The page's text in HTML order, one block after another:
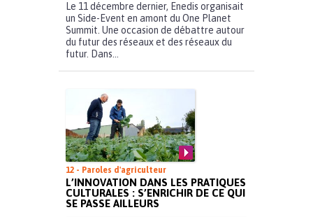
Le 11 décembre dernier, Enedis organisait
un Side-Event en amont du One Planet
Summit. Une occasion de débattre autour
du futur des réseaux et des réseaux du
futur. Dans...
12 - Paroles d'agriculteur
L’INNOVATION DANS LES PRATIQUES
CULTURALES : S’ENRICHIR DE CE QUI
SE PASSE AILLEURS